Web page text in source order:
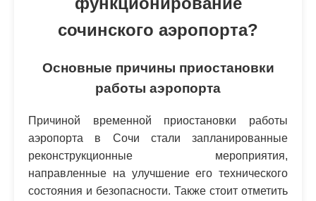
сочинского аэропорта?
Основные причины приостановки
работы аэропорта
Причиной временной приостановки работы
аэропорта в Сочи стали запланированные
реконструкционные мероприятия,
направленные на улучшение его технического
состояния и безопасности. Также стоит отметить